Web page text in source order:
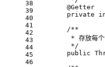
38
39
40
41
42
43
44
45
46
@Getter
private
/**
* 存放每个
         */
public